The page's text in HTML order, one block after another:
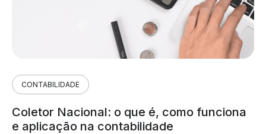
CONTABILIDADE
Coletor Nacional: o que é, como funciona
e aplicação na contabilidade